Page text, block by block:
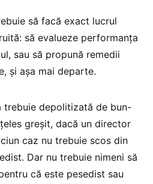
să facă exact lucrul
să evalueze performanța
sau să propună remedii
și așa mai departe.
trebuie depolitizată de bun-
greșit, dacă un director
caz nu trebuie scos din
Dar nu trebuie nimeni să
că este pesedist sau